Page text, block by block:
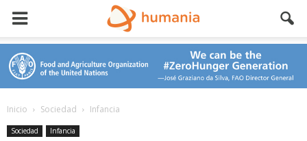
Inicio Sociedad Infancia
Sociedad Infancia